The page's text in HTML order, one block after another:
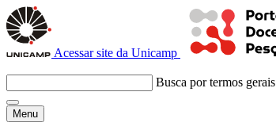
Acessar site da Unicamp
Busca por termos gerais
Menu